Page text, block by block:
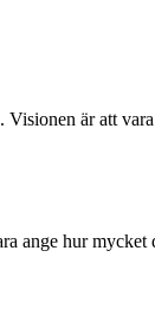
är att
ange hur